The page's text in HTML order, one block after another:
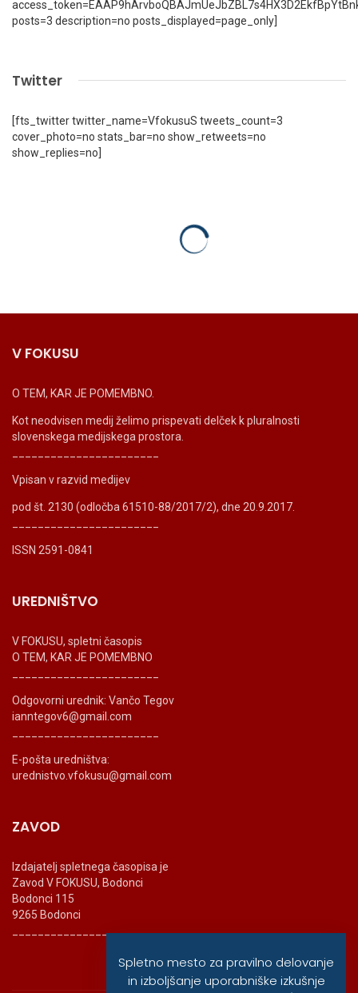
posts=3 description=no posts_displayed=page_only]
Twitter
[fts_twitter twitter_name=VfokusuS tweets_count=3
cover_photo=no stats_bar=no show_retweets=no
show_replies=no]
V FOKUSU
O TEM, KAR JE POMEMBNO.
Kot neodvisen medij želimo prispevati delček k pluralnosti
slovenskega medijskega prostora.
Vpisan v razvid medijev
pod št. 2130 (odločba 61510-88/2017/2), dne 20.9.2017.
ISSN 2591-0841
UREDNIŠTVO
V FOKUSU, spletni časopis
O TEM, KAR JE POMEMBNO
Odgovorni urednik: Vančo Tegov
ianntegov6@gmail.com
E-pošta uredništva:
urednistvo.vfokusu@gmail.com
ZAVOD
Izdajatelj spletnega časopisa je
Zavod V FOKUSU, Bodonci
Bodonci 115
9265 Bodonci
_______________________
Spletno mesto za pravilno delovanje
in izboljšanje uporabniške izkušnje